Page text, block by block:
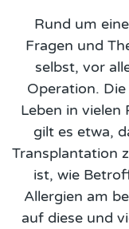
Rund um
Fragen und
selbst, vor
Operation.
Leben in vielen
gilt es etwa,
Transplantation
ist, wie
Allergien am
auf diese und